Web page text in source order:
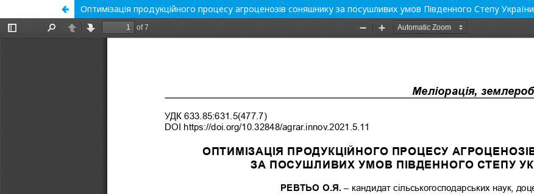
Оптимізація продукційного процесу агроценозів соняшнику за посушливих умов Південного Степу України